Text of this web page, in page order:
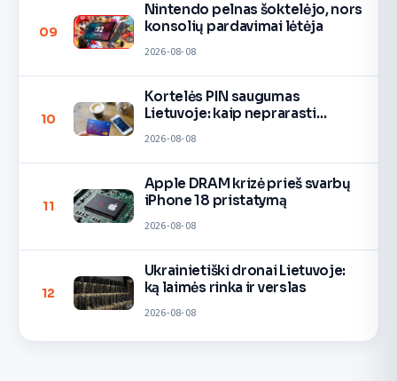
09
Nintendo pelnas šoktelėjo, nors
konsolių pardavimai lėtėja
2026-08-08
10
Kortelės PIN saugumas
Lietuvoje: kaip neprarasti
2026-08-08
11
Apple DRAM krizė prieš svarbų
iPhone 18 pristatymą
2026-08-08
12
Ukrainietiški dronai Lietuvoje:
ką laimės rinka ir verslas
2026-08-08